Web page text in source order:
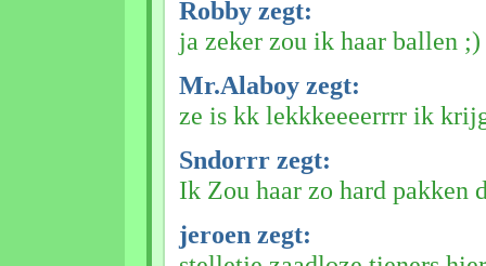
Robby zegt:
ja zeker zou ik haar ballen
Mr.Alaboy zegt:
ze is kk lekkkeeeerrrr ik
Sndorrr zegt:
Ik Zou haar zo hard pakken
jeroen zegt: